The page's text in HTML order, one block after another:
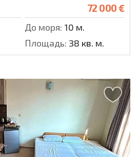
72 000 €
До моря: 10 м.
Площадь: 38 кв. м.